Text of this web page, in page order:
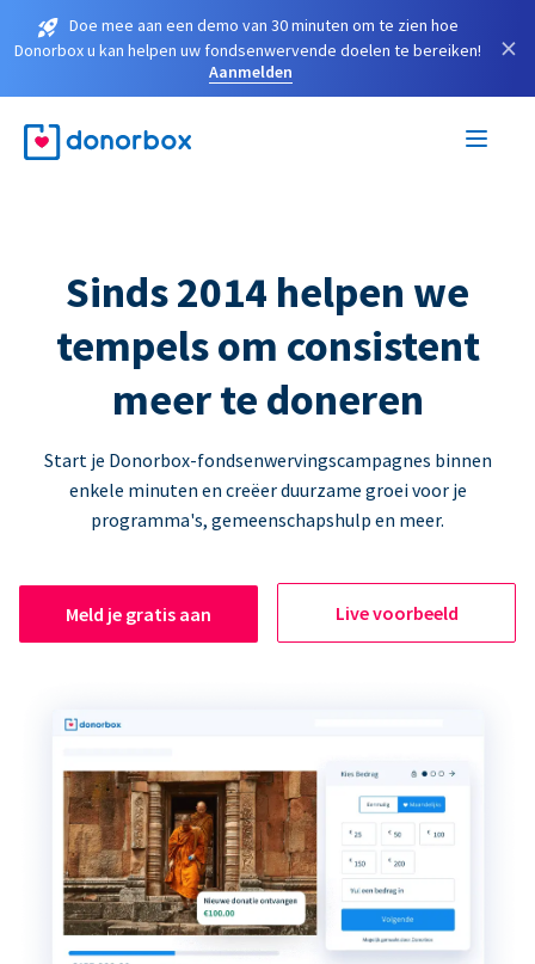
Doe mee aan een demo van 30 minuten om te zien hoe
Donorbox u kan helpen uw fondsenwervende doelen te bereiken!
Aanmelden
×
Sinds 2014 helpen we
tempels om consistent
meer te doneren
Start je Donorbox-fondsenwervingscampagnes binnen
enkele minuten en creëer duurzame groei voor je
programma's, gemeenschapshulp en meer.
Meld je gratis aan Live voorbeeld